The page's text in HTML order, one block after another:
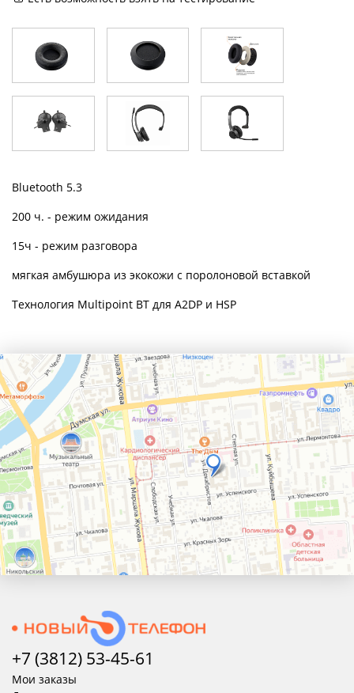
Bluetooth 5.3
200 ч. - режим ожидания
15ч - режим разговора
мягкая амбушюра из экокожи с поролоновой вставкой
Технология Multipoint BT для A2DP и HSP
+7 (3812) 53-45-61
Мои заказы